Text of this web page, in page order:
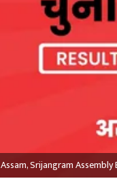
Assam, Srijangram